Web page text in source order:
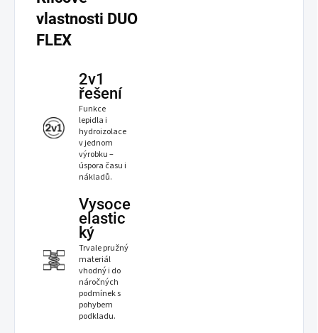
vlastnosti DUO
FLEX
2v1
řešení
Funkce
lepidla i
hydroizolace
v jednom
výrobku –
úspora času i
nákladů.
Vysoce
elastic
ký
Trvale pružný
materiál
vhodný i do
náročných
podmínek s
pohybem
podkladu.